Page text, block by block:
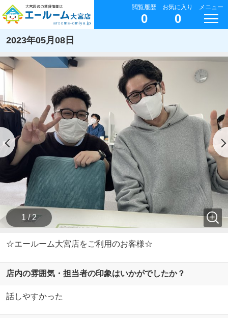
閲覧履歴
0
お気に入り
0
メニュー
2023年05月08日
1 / 2
☆エールーム大宮店をご利用のお客様☆
店内の雰囲気・担当者の印象はいかがでしたか？
話しやすかった